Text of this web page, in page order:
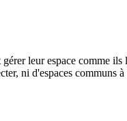
leur espace comme
ni d'espaces communs